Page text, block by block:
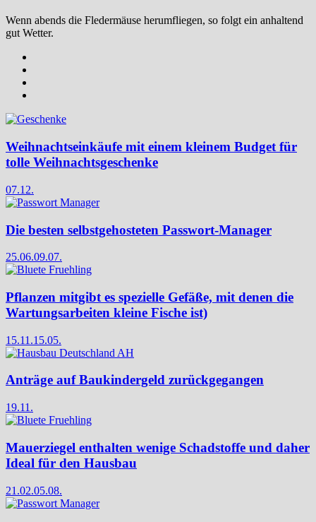
Wenn abends die Fledermäuse herumfliegen, so folgt ein anhaltend
gut Wetter.
Weihnachtseinkäufe mit einem kleinem Budget für
tolle Weihnachtsgeschenke
07.12.
Die besten selbstgehosteten Passwort-Manager
25.06.09.07.
Pflanzen mitgibt es spezielle Gefäße, mit denen die
Wartungsarbeiten kleine Fische ist)
15.11.15.05.
Anträge auf Baukindergeld zurückgegangen
19.11.
Mauerziegel enthalten wenige Schadstoffe und daher
Ideal für den Hausbau
21.02.05.08.